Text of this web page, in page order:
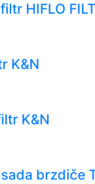
HIFLO
K&N
K&N
brzdiče